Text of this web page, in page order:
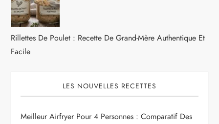
Rillettes De Poulet : Recette De Grand-Mère Authentique Et
Facile
LES NOUVELLES RECETTES
Meilleur Airfryer Pour 4 Personnes : Comparatif Des